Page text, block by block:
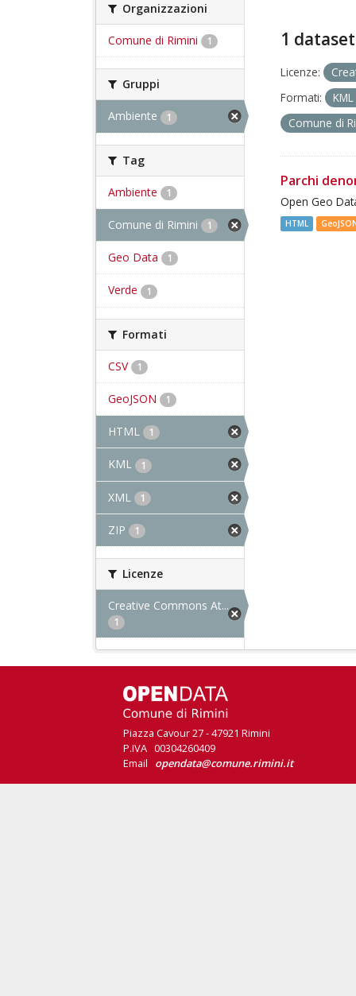
Organizzazioni
Comune di Rimini 1
Gruppi
Ambiente 1
Tag
Ambiente 1
Comune di Rimini 1
Geo Data 1
Verde 1
Formati
CSV 1
GeoJSON 1
HTML 1
KML 1
XML 1
ZIP 1
Licenze
Creative Commons At...
1
1
Licenze:
Formati:
KML
Comune di
Parchi
Open Geo
HTML
Piazza Cavour 27 - 47921 Rimini
P.IVA 00304260409
Email opendata@comune.rimini.it